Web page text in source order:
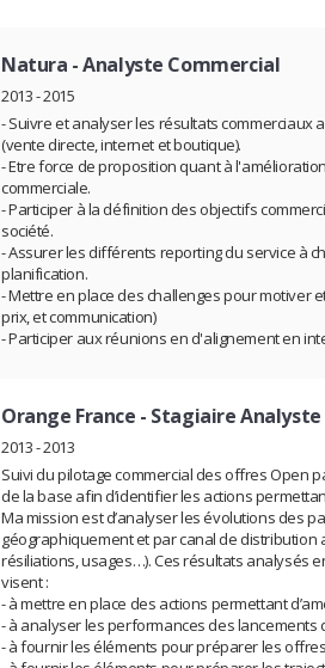
Natura - Analyste Commercial
2013 - 2015
- Suivre et analyser les résultats commerciaux
(vente directe, internet et boutique).
- Etre force de proposition quant à
commerciale.
- Participer à la définition des objectifs
société.
- Assurer les différents reporting du service à
planification.
- Mettre en place des challenges pour motiver
prix, et communication)
- Participer aux réunions en d'alignement en
Orange France - Stagiaire
2013 - 2013
Suivi du pilotage commercial des offres Open
de la base afin d’identifier les actions
Ma mission est d’analyser les évolutions des
géographiquement et par canal de distribution
résiliations, usages…). Ces résultats analysés
visent :
- à mettre en place des actions permettant
- à analyser les performances des lancements
- à fournir les éléments pour préparer les